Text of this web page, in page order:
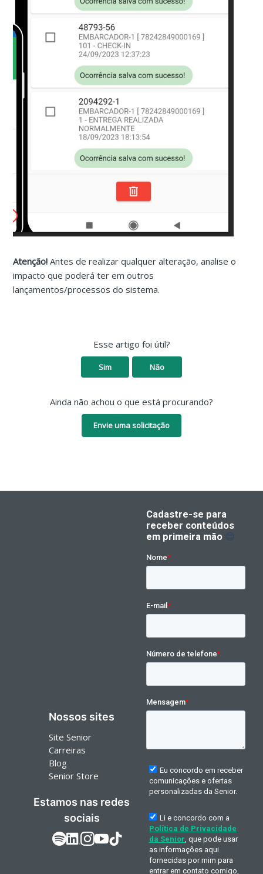
Atenção!Antes de realizar qualquer alteração, analise o
impacto que poderá ter em outros
lançamentos/processos do sistema.
Esse artigo foi útil?
Sim Não
Ainda não achou o que está procurando?
Envie uma solicitação
Nossos sites
Site Senior
Carreiras
Blog
Senior Store
Estamos nas redes
sociais